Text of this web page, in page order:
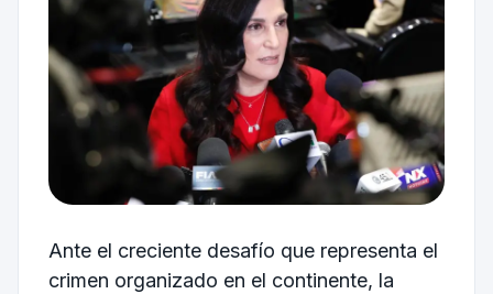
Ante el creciente desafío que representa el
crimen organizado en el continente, la